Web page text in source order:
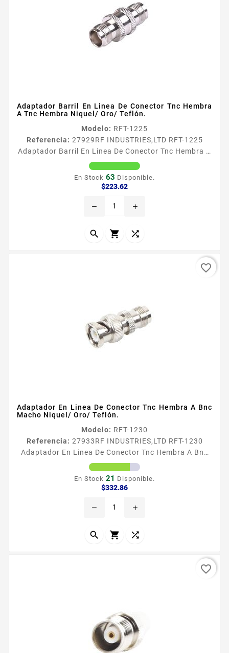
Adaptador Barril En Linea De Conector Tnc Hembra
A Tnc Hembra Niquel/ Oro/ Teflón.
Modelo: RFT-1225
Referencia: 27929RF INDUSTRIES,LTD RFT-1225
Adaptador Barril En Linea De Conector Tnc Hembra A
Tnc Hembra Niquel/ Oro/ Teflón. Adaptador Barril en
Liacutenea de Conector TNC Hembra a TNC Hembra
Tipo de Adaptador Barril de Conector TNC Hembra a
de Bronce Niquelado Contacto Central Oro Aislante
En Stock 63 Disponible.
$223.62Precio
remove add
  
Adaptador En Linea De Conector Tnc Hembra A Bnc
Macho Niquel/ Oro/ Teflón.
Modelo: RFT-1230
Referencia: 27933RF INDUSTRIES,LTD RFT-1230
Adaptador En Linea De Conector Tnc Hembra A Bnc
Macho Niquel/ Oro/ Teflón. Adaptador de Conector
TNC Hembra a BNC Macho Tipo de adaptador De
conector TNC Hembra a BNC Macho Modo de
Contacto central Oro Aislante Dieleacutectrico
En Stock 21 Disponible.
$332.86Precio
remove add
  
favorite_border
favorite_border